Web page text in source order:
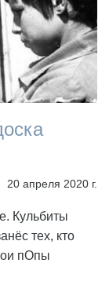
20 апреля 2020 г.
Кульбиты
тех, кто
пОпы